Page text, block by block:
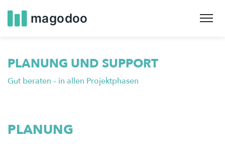
main
PLANUNG UND SUPPORT
Gut beraten – in allen Projektphasen
PLANUNG